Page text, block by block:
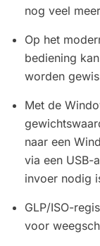
nog veel meer
Op het
bediening
worden
Met de
naar een
via een USB-
invoer nodig
GLP/ISO-
voor